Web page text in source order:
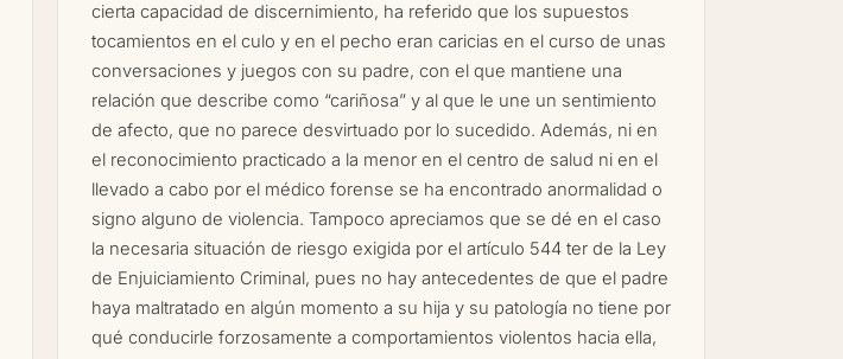
cierta capacidad de discernimiento, ha referido que los supuestos
tocamientos en el culo y en el pecho eran caricias en el curso de unas
conversaciones y juegos con su padre, con el que mantiene una
relación que describe como “cariñosa” y al que le une un sentimiento
de afecto, que no parece desvirtuado por lo sucedido. Además, ni en
el reconocimiento practicado a la menor en el centro de salud ni en el
llevado a cabo por el médico forense se ha encontrado anormalidad o
signo alguno de violencia. Tampoco apreciamos que se dé en el caso
la necesaria situación de riesgo exigida por el artículo 544 ter de la Ley
de Enjuiciamiento Criminal, pues no hay antecedentes de que el padre
haya maltratado en algún momento a su hija y su patología no tiene por
qué conducirle forzosamente a comportamientos violentos hacia ella,